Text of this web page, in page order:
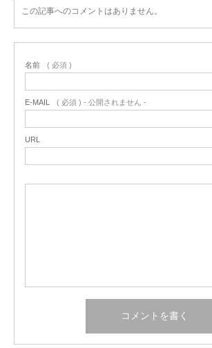
この記事へのコメントはありません。
名前 ( 必須 )
E-MAIL ( 必須 ) - 公開されません -
URL